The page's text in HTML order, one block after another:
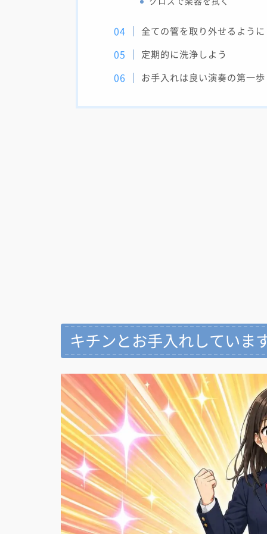
全ての管を取り外せるように
定期的に洗浄しよう
お手入れは良い演奏の第一歩
キチンとお手入れしていま